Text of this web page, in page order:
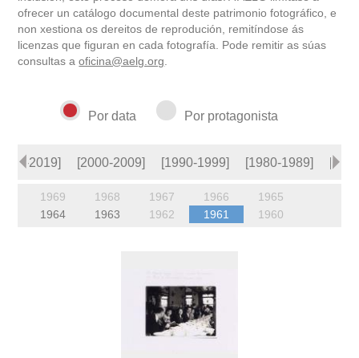
ofrecer un catálogo documental deste patrimonio fotográfico, e
non xestiona os dereitos de reprodución, remitíndose ás
licenzas que figuran en cada fotografía. Pode remitir as súas
consultas aoficina@aelg.org
Por data Por protagonista
2019] [2000-2009] [1990-1999] [1980-1989]
1969 1968 1967 1966
1965
1964
1963 1962 1961 1960